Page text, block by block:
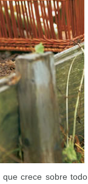
que crece sobre todo